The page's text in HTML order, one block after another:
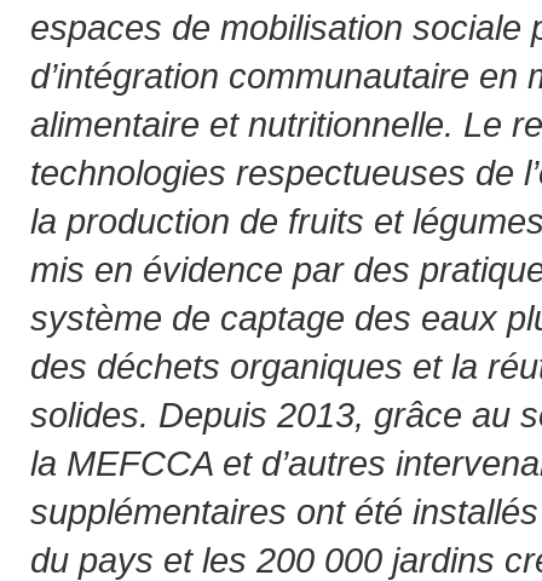
espaces de mobilisation sociale
d’intégration communautaire en
alimentaire et nutritionnelle. Le
technologies respectueuses de
la production de fruits et
mis en évidence par des
système de captage des eaux
des déchets organiques et la
solides. Depuis 2013, grâce au
la MEFCCA et d’autres
supplémentaires ont été
du pays et les 200 000 jardins